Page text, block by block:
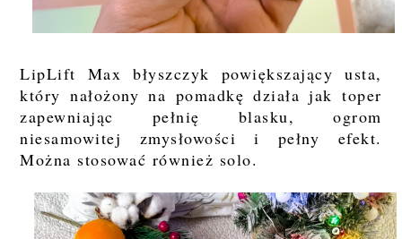
LipLift Max błyszczyk powiększający usta,
który nałożony na pomadkę działa jak toper
zapewniając pełnię blasku, ogrom
niesamowitej zmysłowości i pełny efekt.
Można stosować również solo.